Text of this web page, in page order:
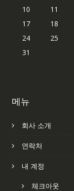
10
11
17
18
24
25
31
메뉴
회사 소개
연락처
내 계정
체크아웃